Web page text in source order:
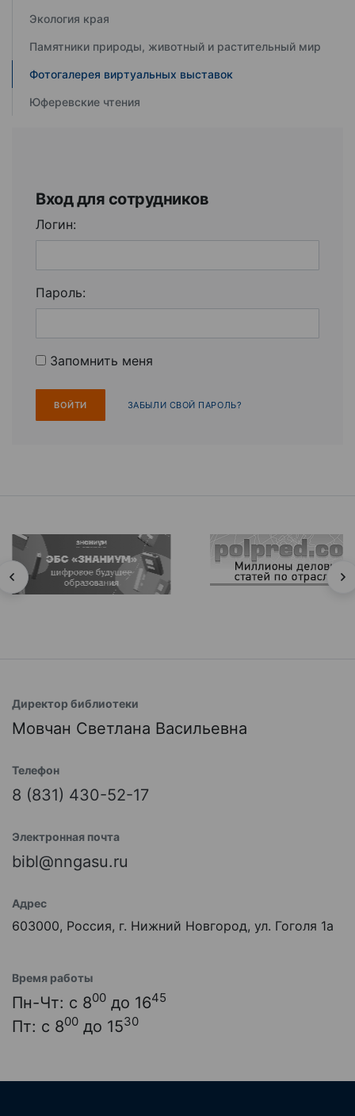
Экология края
Памятники природы, животный и растительный мир
Фотогалерея виртуальных выставок
Юферевские чтения
Вход для сотрудников
Логин:
Пароль:
Запомнить меня
ЗАБЫЛИ СВОЙ ПАРОЛЬ?
Директор библиотеки
Мовчан Светлана Васильевна
Телефон
8 (831) 430-52-17
Электронная почта
bibl@nngasu.ru
Адрес
603000, Россия, г. Нижний Новгород, ул. Гоголя 1а
Время работы
Пн-Чт: с 800 до 1645
Пт: с 800 до 1530